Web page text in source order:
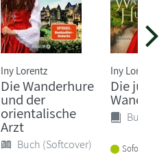
Iny Lorentz
Die Wanderhure
und der
orientalische
Arzt
Buch (Softcover)
Iny Lorentz
Die junge
Buch
Sofort